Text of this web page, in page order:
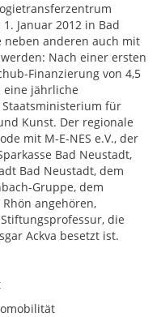
Januar 2012 in Bad
neben anderen auch mit
Nach einer ersten
Finanzierung von 4,5
eine jährliche
für
Kunst. Der regionale
mit M-E-NES e.V., der
Bad Neustadt,
Bad Neustadt, dem
Gruppe, dem
angehören,
die
Ackva besetzt ist.